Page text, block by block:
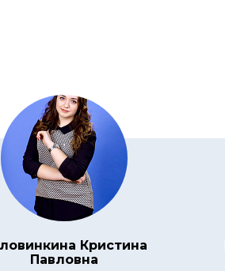
Кристина
Павловна